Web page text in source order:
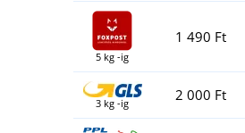
5 kg -ig
1 490 Ft
3 kg -ig 2 000 Ft